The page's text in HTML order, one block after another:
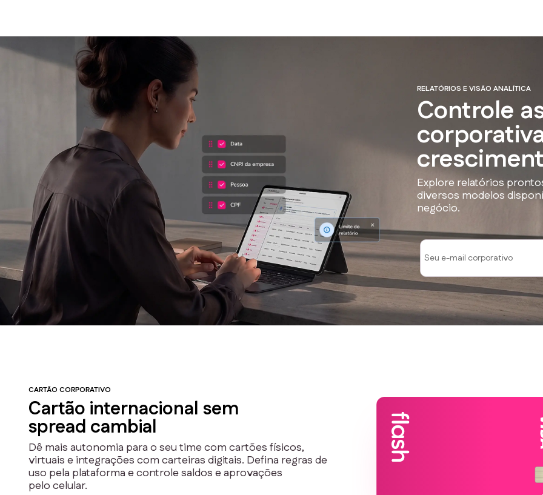
RELATÓRIOS E VISÃO ANALÍTICA
Controle
Explore relatórios
diversos modelos
negócio.
CARTÃO CORPORATIVO
Cartão internacional sem
spread cambial
Dê mais autonomia para o seu time com cartões físicos,
virtuais e integrações com carteiras digitais. Defina regras de
uso pela plataforma e controle saldos e aprovações
pelo celular.